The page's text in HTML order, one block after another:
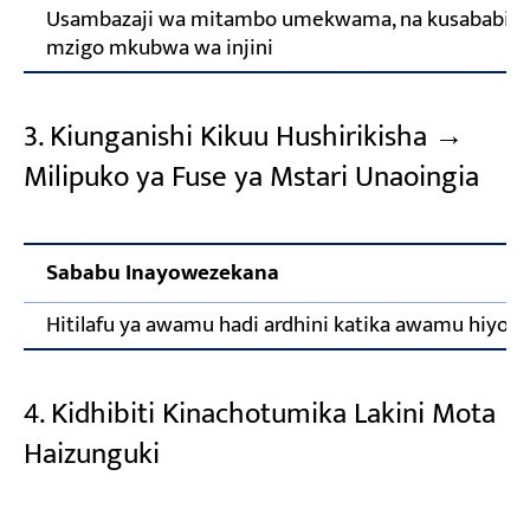
Usambazaji wa mitambo umekwama, na
mzigo mkubwa wa injini
3. Kiunganishi Kikuu Hushirikisha →
Milipuko ya Fuse ya Mstari Unaoingia
Sababu Inayowezekana
Hitilafu ya awamu hadi ardhini katika awamu hiyo
4. Kidhibiti Kinachotumika Lakini Mota
Haizunguki